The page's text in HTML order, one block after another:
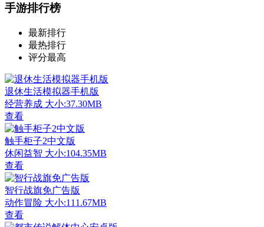
手游排行榜
最新排行
最热排行
评分最高
退休生活模拟器手机版
经营养成 大小:37.30MB
查看
触手柜子2中文版
休闲益智 大小:104.35MB
查看
智行战旗免广告版
动作冒险 大小:111.67MB
查看